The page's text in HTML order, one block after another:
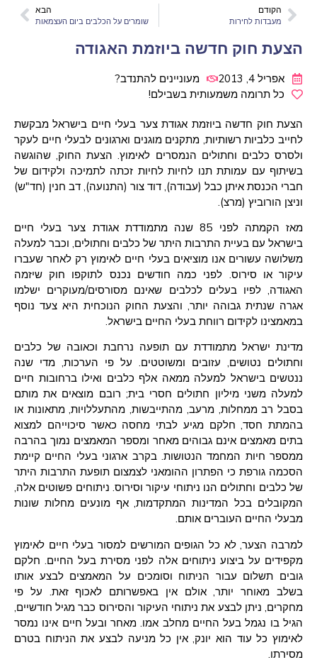
הקודם
מעבדות לחירות
הבא
שומרים על הכלבים ביום העצמאות
הצעת חוק חדשה ביוזמת האגודה
אפריל 4, 2013
מעוניינים להתנדב?
כל תרומה משמעותית בשבילם!
הצעת חוק חדשה ביוזמת אגודת צער בעלי חיים בישראל מבקשת
לחייב כלביות רשותיות, מתקנים מוגנים וארגונים לבעלי חיים לעקר
ולסרס כלבים וחתולים הנמסרים לאימוץ. הצעת החוק, שהוגשה
בשיתוף עם עמותת תנו לחיות לחיות זכתה לתמיכה ולקידום של
חברי הכנסת איתן כבל (עבודה), דוד צור (התנועה), דב חנין (חד"ש)
וניצן הורוביץ (מרצ).
מאז הקמתה לפני 85 שנה מתמודדת אגודת צער בעלי חיים
בישראל עם בעיית התרבות היתר של כלבים וחתולים, וכבר למעלה
משלושה עשורים אנו מוציאים בעלי חיים לאימוץ רק לאחר שעברו
עיקור או סירוס. לפני כמה חודשים נכנס לתוקפו חוק שיזמה
האגודה, לפיו בעלים לכלבים שאינם מסורסים/מעוקרים ישלמו
אגרה שנתית גבוהה יותר, והצעת החוק הנוכחית היא צעד נוסף
במאמצינו לקידום רווחת בעלי החיים בישראל.
מדינת ישראל מתמודדת עם תופעה נרחבת וכאובה של כלבים
וחתולים נטושים, עזובים ומשוטטים. על פי הערכות, מדי שנה
ננטשים בישראל למעלה ממאה אלף כלבים ואילו ברחובות חיים
למעלה משני מיליון חתולים חסרי בית; רובם מוצאים את מותם
בסבל רב ממחלות, מרעב, מהתייבשות, מהתעללויות, מתאונות או
בהמתת חסד, חלקם מגיע לבתי מחסה כאשר סיכוייהם למצוא
בתים מאמצים אינם גבוהים מאחר ומספר המאמצים נמוך בהרבה
ממספר חיות המחמד הנטושות. בקרב ארגוני בעלי החיים קיימת
הסכמה גורפת כי הפתרון ההומאני לצמצום תופעת התרבות היתר
של כלבים וחתולים הנו ניתוחי עיקור וסירוס. ניתוחים פשוטים אלה,
המקובלים בכל המדינות המתקדמות, אף מונעים מחלות שונות
מבעלי החיים העוברים אותם.
למרבה הצער, לא כל הגופים המורשים למסור בעלי חיים לאימוץ
מקפידים על ביצוע ניתוחים אלה לפני מסירת בעל החיים. חלקם
גובים תשלום עבור הניתוח וסומכים על המאמצים לבצע אותו
בשלב מאוחר יותר, אולם אין באפשרותם לאכוף זאת. על פי
מחקרים, ניתן לבצע את ניתוחי העיקור והסירוס כבר מגיל חודשיים,
הגיל בו נגמל בעל החיים מחלב אמו. מאחר ובעל חיים אינו נמסר
לאימוץ כל עוד הוא יונק, אין כל מניעה לבצע את הניתוח בטרם
מסירתו.